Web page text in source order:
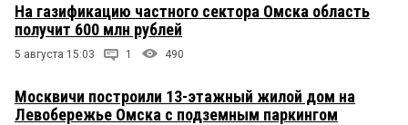
На газификацию частного сектора Омска область
получит 600 млн рублей
5 августа 15:03 1 490
Москвичи построили 13-этажный жилой дом на
Левобережье Омска с подземным паркингом